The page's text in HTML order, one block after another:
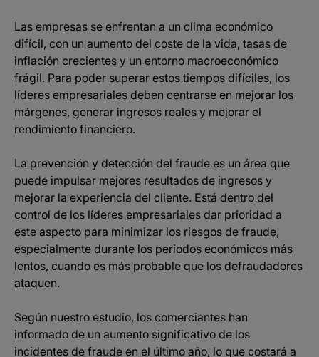
Las empresas se enfrentan a un clima económico
difícil, con un aumento del coste de la vida, tasas de
inflación crecientes y un entorno macroeconómico
frágil. Para poder superar estos tiempos difíciles, los
líderes empresariales deben centrarse en mejorar los
márgenes, generar ingresos reales y mejorar el
rendimiento financiero.
La prevención y detección del fraude es un área que
puede impulsar mejores resultados de ingresos y
mejorar la experiencia del cliente. Está dentro del
control de los líderes empresariales dar prioridad a
este aspecto para minimizar los riesgos de fraude,
especialmente durante los periodos económicos más
lentos, cuando es más probable que los defraudadores
ataquen.
Según nuestro estudio, los comerciantes han
informado de un aumento significativo de los
incidentes de fraude en el último año, lo que costará a